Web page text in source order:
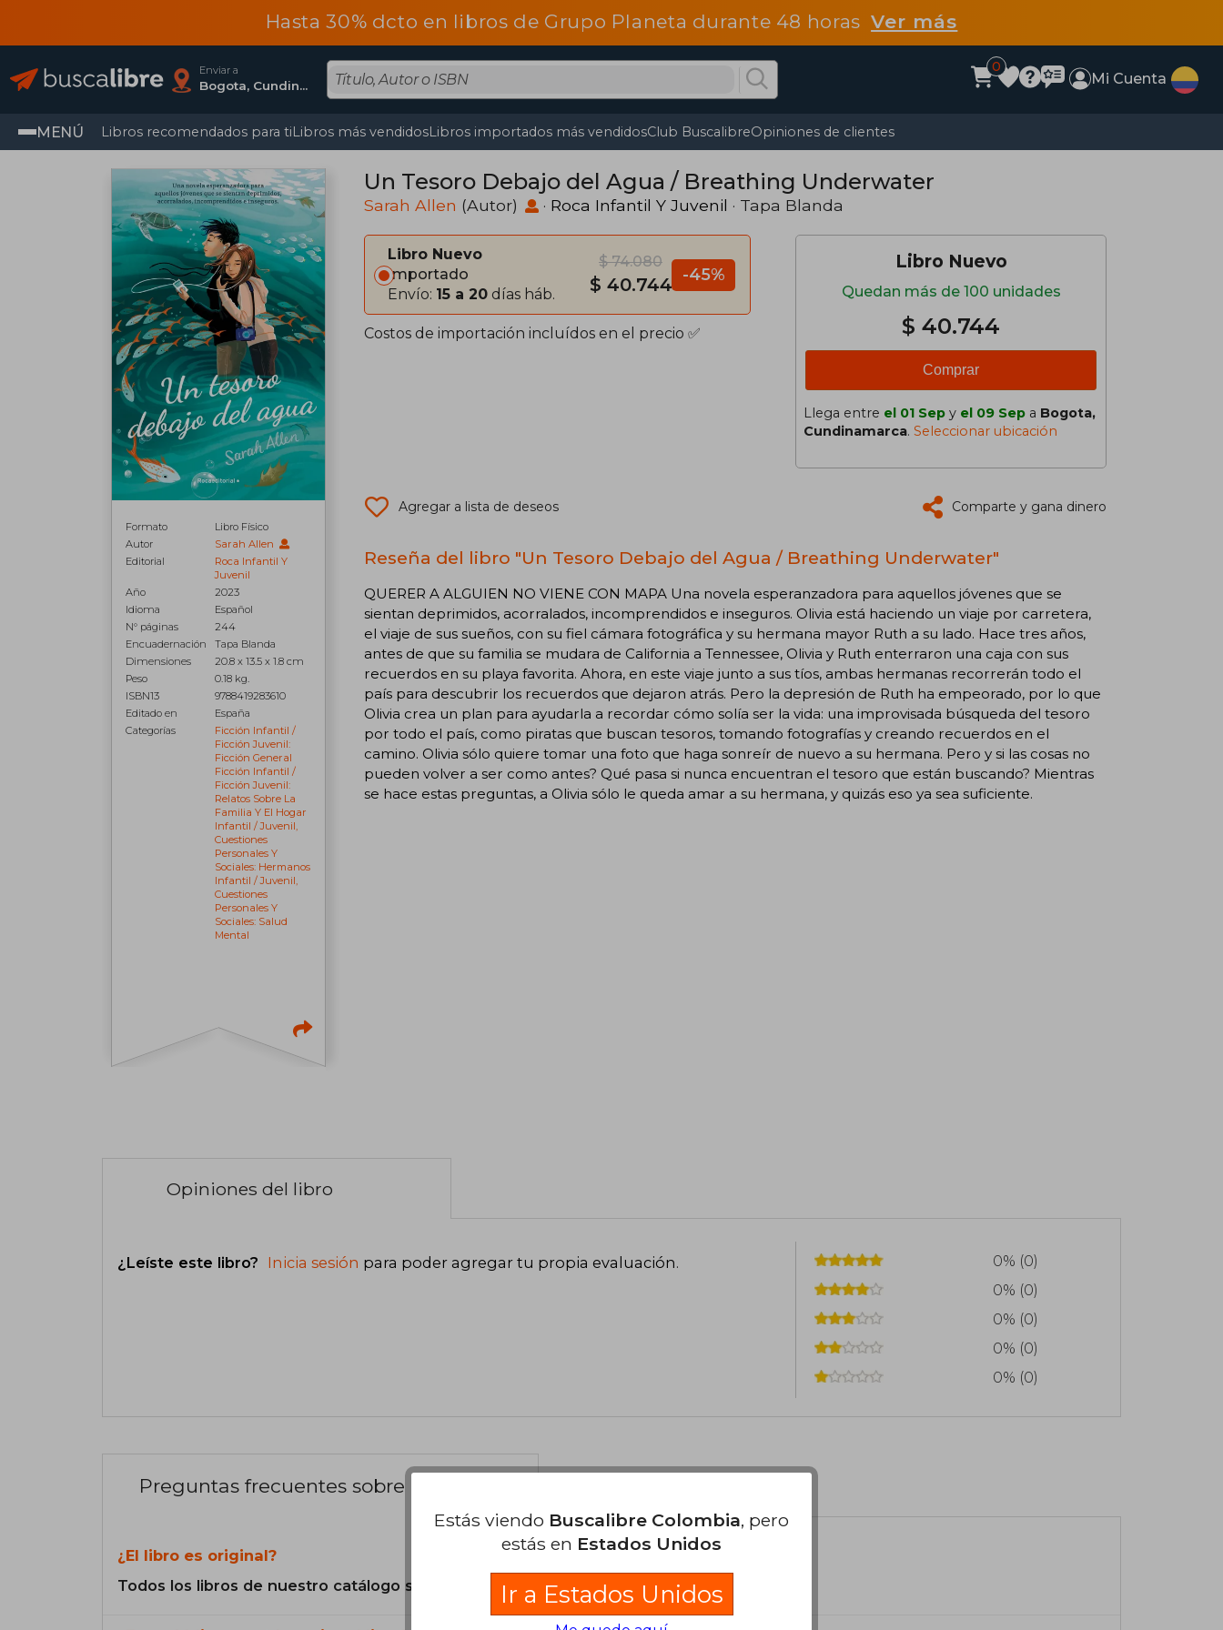
Hasta 30% dcto en libros de Grupo Planeta durante 48 horasVer más
Enviar a
Bogota, Cundinamarca
0
Mi Cuenta
MENÚ Libros recomendados para tiLibros más vendidosLibros importados más vendidosClub BuscalibreOpiniones de clientes
Formato
Libro Físico
Autor
Sarah Allen
Editorial
Roca Infantil Y
Juvenil
Año
2023
Idioma
Español
N° páginas
244
Encuadernación
Tapa Blanda
Dimensiones
20.8 x 13.5 x 1.8 cm
Peso
0.18 kg.
ISBN13
9788419283610
Editado en
España
Categorías
Ficción Infantil /
Ficción Juvenil:
Ficción General
Ficción Infantil /
Ficción Juvenil:
Relatos Sobre La
Familia Y El Hogar
Infantil / Juvenil,
Cuestiones
Personales Y
Sociales: Hermanos
Infantil / Juvenil,
Cuestiones
Personales Y
Sociales: Salud
Mental
Un Tesoro Debajo del Agua / Breathing Underwater
Sarah Allen (Autor) · Roca Infantil Y Juvenil · Tapa Blanda
Libro Nuevo
Importado
Envío: 15 a 20 días háb.
$ 74.080
$ 40.744 -45%
Costos de importación incluídos en el precio ✅
Libro Nuevo
Quedan más de 100 unidades
$ 40.744
Comprar
Llega entre el 01 Sep y el 09 Sep a Bogota,
Cundinamarca. Seleccionar ubicación
Agregar a lista de deseos Comparte y gana dinero
Reseña del libro "Un Tesoro Debajo del Agua / Breathing Underwater"
QUERER A ALGUIEN NO VIENE CON MAPA Una novela esperanzadora para aquellos jóvenes que se
sientan deprimidos, acorralados, incomprendidos e inseguros. Olivia está haciendo un viaje por carretera,
el viaje de sus sueños, con su fiel cámara fotográfica y su hermana mayor Ruth a su lado. Hace tres años,
antes de que su familia se mudara de California a Tennessee, Olivia y Ruth enterraron una caja con sus
recuerdos en su playa favorita. Ahora, en este viaje junto a sus tíos, ambas hermanas recorrerán todo el
país para descubrir los recuerdos que dejaron atrás. Pero la depresión de Ruth ha empeorado, por lo que
Olivia crea un plan para ayudarla a recordar cómo solía ser la vida: una improvisada búsqueda del tesoro
por todo el país, como piratas que buscan tesoros, tomando fotografías y creando recuerdos en el
camino. Olivia sólo quiere tomar una foto que haga sonreír de nuevo a su hermana. Pero y si las cosas no
pueden volver a ser como antes? Qué pasa si nunca encuentran el tesoro que están buscando? Mientras
se hace estas preguntas, a Olivia sólo le queda amar a su hermana, y quizás eso ya sea suficiente.
Opiniones del libro
¿Leíste este libro? Inicia sesión para poder agregar tu propia evaluación.
0% (0)
0% (0)
0% (0)
0% (0)
0% (0)
Preguntas frecuentes sobre el libro
¿El libro es original?
Todos los libros de nuestro catálogo son Originales.
Estás viendo Buscalibre Colombia, pero
estás en Estados Unidos
Ir a Estados Unidos